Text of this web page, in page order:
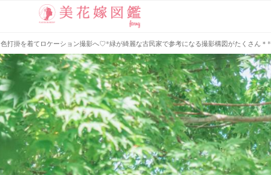
色打掛を着てロケーション撮影へ♡*緑が綺麗な古民家で参考になる撮影構図がたくさん＊*